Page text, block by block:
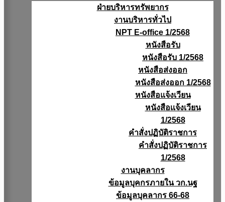
ฝ่ายบริหารทรัพยากร
งานบริหารทั่วไป
NPT E-office 1/2568
หนังสือรับ
หนังสือรับ 1/2568
หนังสือส่งออก
หนังสือส่งออก 1/2568
หนังสือแจ้งเวียน
หนังสือเเจ้งเวียน
1/2568
คำสั่งปฏิบัติราชการ
คำสั่งปฏิบัติราชการ
1/2568
งานบุคลากร
ข้อมูลบุคกรภายใน วก.นฐ
ข้อมูลบุคลากร 66-68